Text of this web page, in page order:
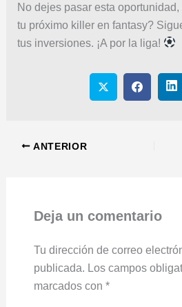
No dejes pasar esta
tu próximo killer en fantasy?
tus inversiones. ¡A por la liga!
ANTERIOR
Deja un comentario
Tu dirección de correo
publicada. Los campos
marcados con *